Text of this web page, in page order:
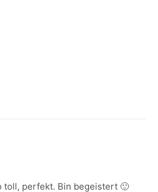
toll, perfekt. Bin begeistert 🙂